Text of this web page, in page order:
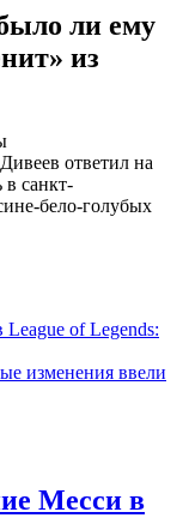
ли ему
из
ответил на
в санкт-
бело-голубых
League of Legends:
изменения ввели
Месси в